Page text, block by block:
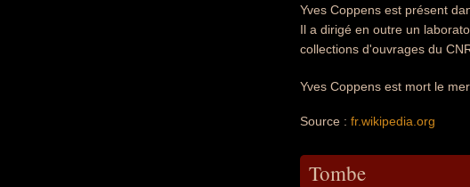
Yves Coppens est présent
Il a dirigé en outre un
collections d'ouvrages du
Yves Coppens est mort le
Source : fr.wikipedia.org
Tombe